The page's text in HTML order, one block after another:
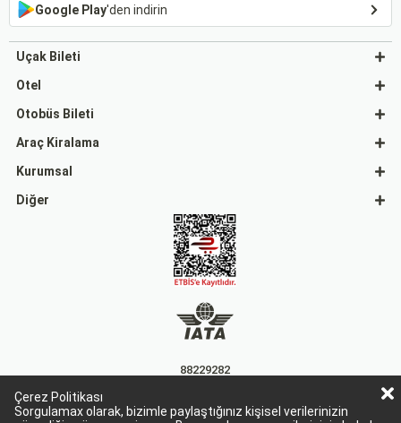
Çerez Politikası
Sorgulamax olarak, bizimle paylaştığınız kişisel verilerinizin
Google Play'den indirin
Uçak Bileti
Otel
Otobüs Bileti
Araç Kiralama
Kurumsal
Diğer
88229282
15863